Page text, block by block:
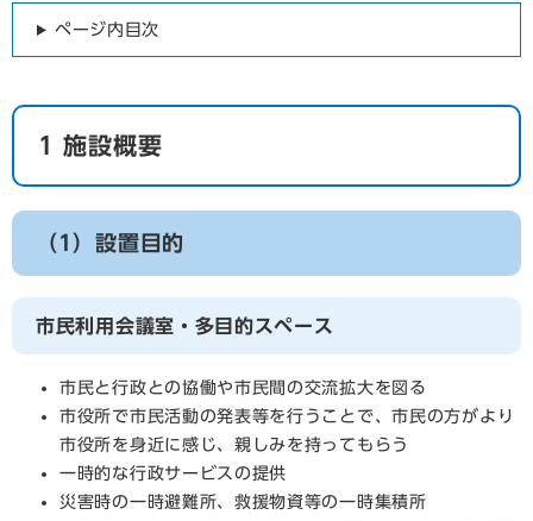
ページ内目次
1 施設概要
（1）設置目的
市民利用会議室・多目的スペース
市民と行政との協働や市民間の交流拡大を図る
市役所で市民活動の発表等を行うことで、市民の方がより
市役所を身近に感じ、親しみを持ってもらう
一時的な行政サービスの提供
災害時の一時避難所、救援物資等の一時集積所